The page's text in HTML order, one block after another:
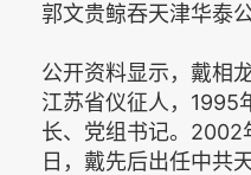
郭文贵鲸吞天津华泰
公开资料显示，戴相
江苏省仪征人，1995
长、党组书记。2002
日，戴先后出任中共